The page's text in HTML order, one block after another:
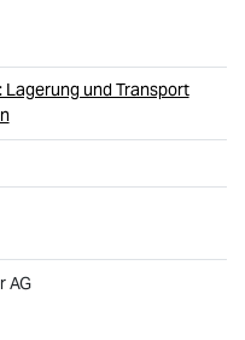
Lagerung und Transport
AG